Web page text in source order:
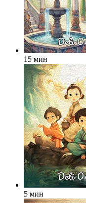
15 мин
5 мин